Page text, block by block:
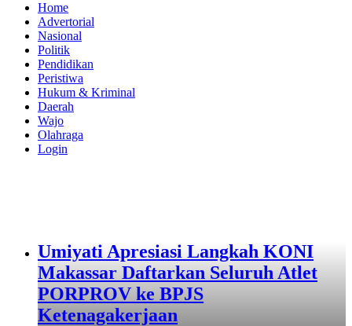
Home
Advertorial
Nasional
Politik
Pendidikan
Peristiwa
Hukum & Kriminal
Daerah
Wajo
Olahraga
Login
Umiyati Apresiasi Langkah KONI
Makassar Daftarkan Seluruh Atlet
PORPROV ke BPJS
Ketenagakerjaan